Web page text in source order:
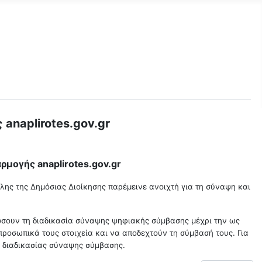
anaplirotes.gov.gr
anaplirotes.gov.gr
της Δημόσιας Διοίκησης παρέμεινε ανοιχτή για τη σύναψη και
τη διαδικασία σύναψης ψηφιακής σύμβασης μέχρι την ως
τους στοιχεία και να αποδεχτούν τη σύμβασή τους. Για
σύναψης σύμβασης.